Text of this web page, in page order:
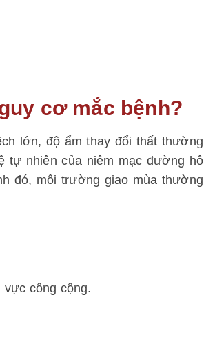
cơ mắc bệnh?
lớn, độ ẩm thay đổi thất thường
tự nhiên của niêm mạc đường hô
đó, môi trường giao mùa thường
công cộng.